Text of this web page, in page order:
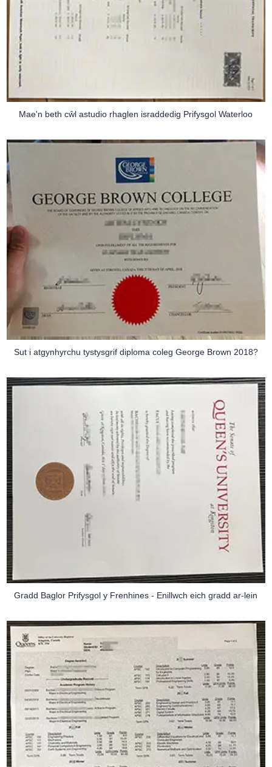
Mae'n beth cŵl astudio rhaglen israddedig Prifysgol Waterloo
Sut i atgynhyrchu tystysgrif diploma coleg George Brown 2018?
Gradd Baglor Prifysgol y Frenhines - Enillwch eich gradd ar-lein